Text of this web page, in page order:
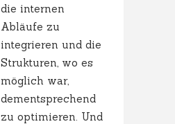
die internen
Abläufe zu
integrieren und die
Strukturen, wo es
möglich war,
dementsprechend
zu optimieren. Und